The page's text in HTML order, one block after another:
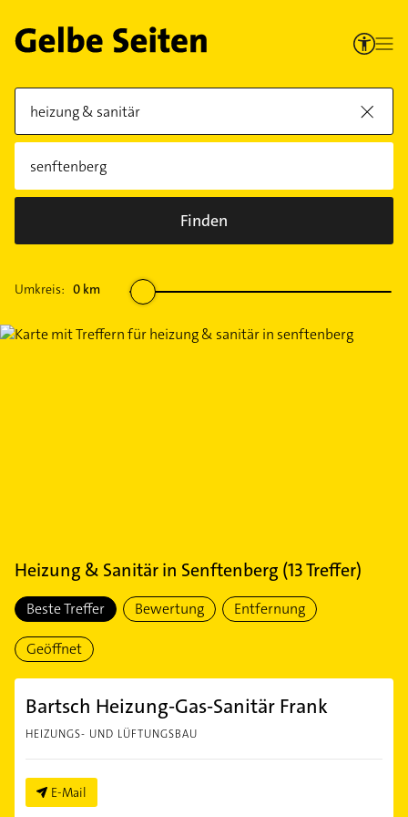
Finden
Umkreis: 0 km
Heizung & Sanitärin Senftenberg (13Treffer)
Beste Treffer Bewertung Entfernung
Geöffnet
Bartsch Heizung-Gas-Sanitär Frank
HEIZUNGS- UND LÜFTUNGSBAU
E-Mail